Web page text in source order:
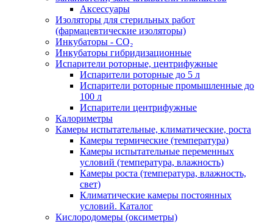
Аксессуары
Изоляторы для стерильных работ
(фармацевтические изоляторы)
Инкубаторы - CO₂
Инкубаторы гибридизационные
Испарители роторные, центрифужные
Испарители роторные до 5 л
Испарители роторные промышленные до
100 л
Испарители центрифужные
Калориметры
Камеры испытательные, климатические, роста
Камеры термические (температура)
Камеры испытательные переменных
условий (температура, влажность)
Камеры роста (температура, влажность,
свет)
Климатические камеры постоянных
условий. Каталог
Кислородомеры (оксиметры)